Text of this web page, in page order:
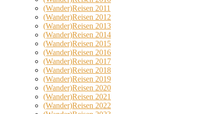
(Wander)Reisen 2011
(Wander)Reisen 2012
(Wander)Reisen 2013
(Wander)Reisen 2014
(Wander)Reisen 2015
(Wander)Reisen 2016
(Wander)Reisen 2017
(Wander)Reisen 2018
(Wander)Reisen 2019
(Wander)Reisen 2020
(Wander)Reisen 2021
(Wander)Reisen 2022